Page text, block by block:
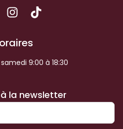
9:00 à 18:30
la newsletter